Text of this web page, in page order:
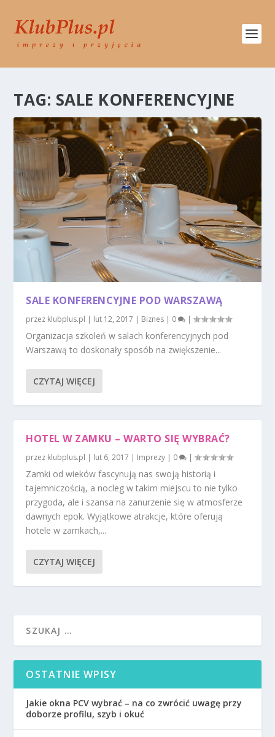
TAG: SALE KONFERENCYJNE
SALE KONFERENCYJNE POD WARSZAWĄ
przez klubplus.pl | lut 12, 2017 | Biznes | 0 |
Organizacja szkoleń w salach konferencyjnych pod
Warszawą to doskonały sposób na zwiększenie...
CZYTAJ WIĘCEJ
HOTEL W ZAMKU – WARTO SIĘ WYBRAĆ?
przez klubplus.pl | lut 6, 2017 | Imprezy | 0 |
Zamki od wieków fascynują nas swoją historią i
tajemniczością, a nocleg w takim miejscu to nie tylko
przygoda, ale i szansa na zanurzenie się w atmosferze
dawnych epok. Wyjątkowe atrakcje, które oferują
hotele w zamkach,...
CZYTAJ WIĘCEJ
OSTATNIE WPISY
Jakie okna PCV wybrać – na co zwrócić uwagę przy
doborze profilu, szyb i okuć